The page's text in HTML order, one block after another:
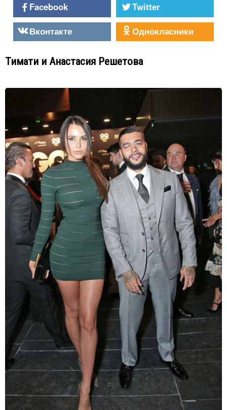
Facebook
Twitter
Вконтакте
Однокласники
Тимати и Анастасия Решетова